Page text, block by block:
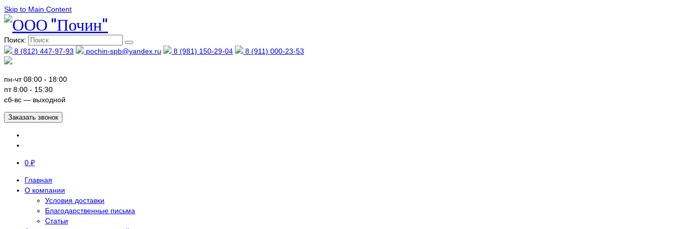
Skip to Main Content
Поиск:
8 (812) 447-97-93
pochin-spb@yandex.ru 8 (981) 150-29-04 8 (911) 000-23-53
пн-чт 08:00 - 18:00
пт 8:00 - 15:30
сб-вс — выходной
Заказать звонок
0 ₽
Главная
О компании
Условия доставки
Благодарственные письма
Статьи